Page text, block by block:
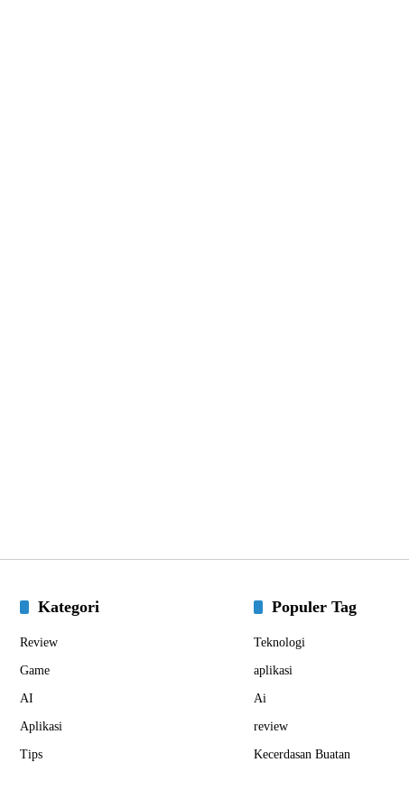
Kategori
Review
Game
AI
Aplikasi
Tips
Populer Tag
Teknologi
aplikasi
Ai
review
Kecerdasan Buatan